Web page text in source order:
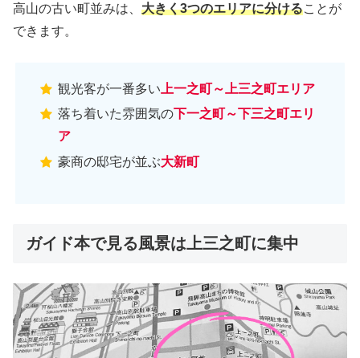
高山の古い町並みは、 大きく3つのエリアに分けることが
できます。
観光客が一番多い 上一之町～上三之町エリア
落ち着いた雰囲気の下一之町～下三之町エリ
ア
豪商の邸宅が並ぶ大新町
ガイド本で見る風景は上三之町に集中